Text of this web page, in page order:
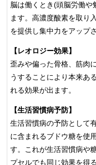
脳は働くとき(頭脳労働や
ます。高濃度酸素を取り
を提供し集中力をアップ
【レオロジー効果】
歪みや偏った骨格、筋肉
うすることにより本来あ
れる効果が出ます。
【生活習慣病予防】
生活習慣病の予防として
に含まれるブドウ糖を使
す。これが生活習慣病や
プセルでも同じ効果を得